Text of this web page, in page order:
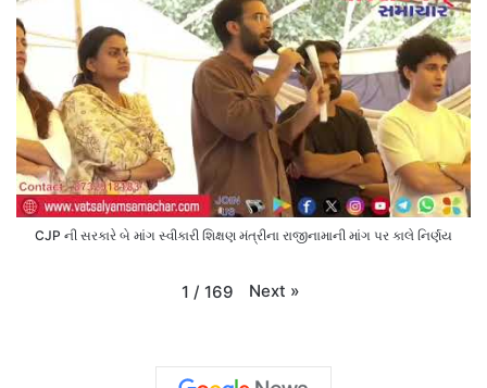
CJP ની સરકારે બે માંગ સ્વીકારી શિક્ષણ મંત્રીના રાજીનામાની માંગ પર કાલે નિર્ણય
1 / 169 Next »